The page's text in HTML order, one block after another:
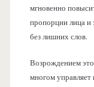
мгновенно
пропорции лица и
без лишних слов.
Возрождением
многом управляет